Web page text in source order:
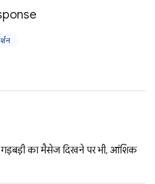
गड़बड़ी का मैसेज दिखने पर भी, आंशिक